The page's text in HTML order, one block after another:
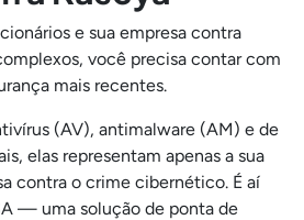
e sua empresa contra
você precisa contar com
mais recentes.
(AV), antimalware (AM) e de
elas representam apenas a sua
contra o crime cibernético. É aí
— uma solução de ponta de